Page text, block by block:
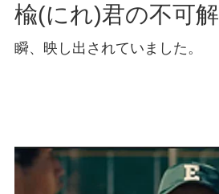
楡(にれ)君の不可
瞬、映し出されていました。